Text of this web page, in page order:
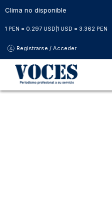
Clima no disponible
1 PEN = 0.297 USD 1 USD = 3.362 PEN
Registrarse / Acceder